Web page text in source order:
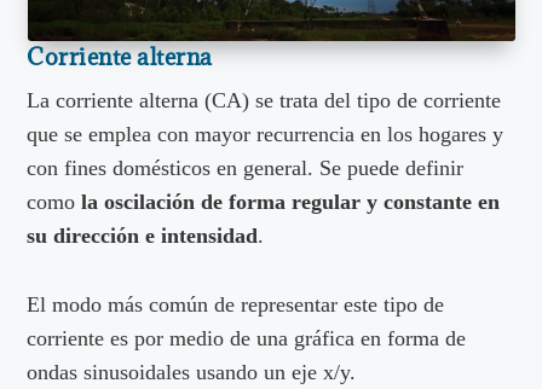
Corriente alterna
La corriente alterna (CA) se trata del tipo de corriente
que se emplea con mayor recurrencia en los hogares y
con fines domésticos en general. Se puede definir
comola oscilación de forma regular y constante en
su dirección e intensidad.
El modo más común de representar este tipo de
corriente es por medio de una gráfica en forma de
ondas sinusoidales usando un eje x/y.